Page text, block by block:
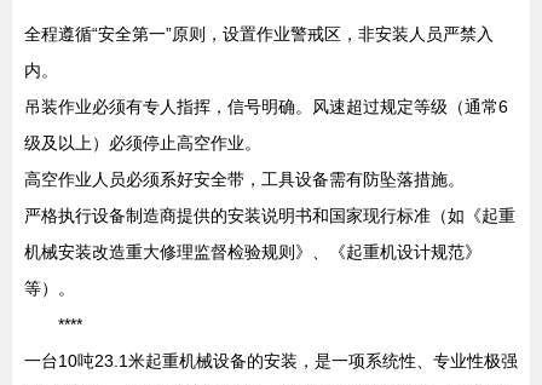
全程遵循“安全第一”原则，设置作业警戒区，非安装人员严禁入
内。
吊装作业必须有专人指挥，信号明确。风速超过规定等级（通常6
级及以上）必须停止高空作业。
高空作业人员必须系好安全带，工具设备需有防坠落措施。
严格执行设备制造商提供的安装说明书和国家现行标准（如《起重
机械安装改造重大修理监督检验规则》、《起重机设计规范》
等）。
****
一台10吨23.1米起重机械设备的安装，是一项系统性、专业性极强